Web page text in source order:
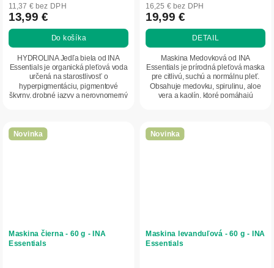
11,37 € bez DPH
13,99 €
Do košíka
HYDROLINA Jedľa biela od INA
Essentials je organická pleťová voda
určená na starostlivosť o
hyperpigmentáciu, pigmentové
škvrny, drobné jazvy a nerovnomerný
16,25 € bez DPH
19,99 €
DETAIL
Maskina Medovková od INA
Essentials je prírodná pleťová maska
pre citlivú, suchú a normálnu pleť.
Obsahuje medovku, spirulinu, aloe
vera a kaolín, ktoré pomáhajú
Novinka
Maskina čierna - 60 g - INA
Essentials
Novinka
Maskina levanduľová - 60 g - INA
Essentials